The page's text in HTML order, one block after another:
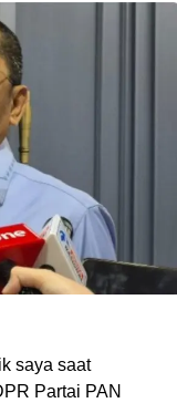
saya saat
Partai PAN